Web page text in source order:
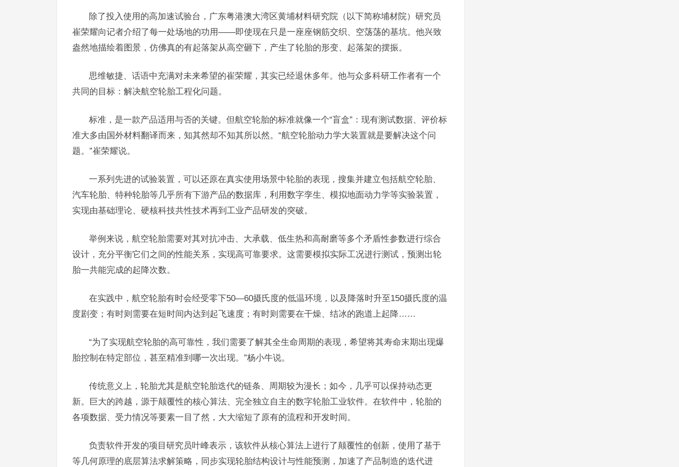
除了投入使用的高加速试验台，广东粤港澳大湾区黄埔材料研究院（以下简称埔材院）研究员
崔荣耀向记者介绍了每一处场地的功用——即使现在只是一座座钢筋交织、空荡荡的基坑。他兴致
盎然地描绘着图景，仿佛真的有起落架从高空砸下，产生了轮胎的形变、起落架的摆振。
思维敏捷、话语中充满对未来希望的崔荣耀，其实已经退休多年。他与众多科研工作者有一个
共同的目标：解决航空轮胎工程化问题。
标准，是一款产品适用与否的关键。但航空轮胎的标准就像一个“盲盒”：现有测试数据、评价标
准大多由国外材料翻译而来，知其然却不知其所以然。“航空轮胎动力学大装置就是要解决这个问
题。”崔荣耀说。
一系列先进的试验装置，可以还原在真实使用场景中轮胎的表现，搜集并建立包括航空轮胎、
汽车轮胎、特种轮胎等几乎所有下游产品的数据库，利用数字孪生、模拟地面动力学等实验装置，
实现由基础理论、硬核科技共性技术再到工业产品研发的突破。
举例来说，航空轮胎需要对其对抗冲击、大承载、低生热和高耐磨等多个矛盾性参数进行综合
设计，充分平衡它们之间的性能关系，实现高可靠要求。这需要模拟实际工况进行测试，预测出轮
胎一共能完成的起降次数。
在实践中，航空轮胎有时会经受零下50—60摄氏度的低温环境，以及降落时升至150摄氏度的温
度剧变；有时则需要在短时间内达到起飞速度；有时则需要在干燥、结冰的跑道上起降……
“为了实现航空轮胎的高可靠性，我们需要了解其全生命周期的表现，希望将其寿命末期出现爆
胎控制在特定部位，甚至精准到哪一次出现。”杨小牛说。
传统意义上，轮胎尤其是航空轮胎迭代的链条、周期较为漫长；如今，几乎可以保持动态更
新。巨大的跨越，源于颠覆性的核心算法、完全独立自主的数字轮胎工业软件。在软件中，轮胎的
各项数据、受力情况等要素一目了然，大大缩短了原有的流程和开发时间。
负责软件开发的项目研究员叶峰表示，该软件从核心算法上进行了颠覆性的创新，使用了基于
等几何原理的底层算法求解策略，同步实现轮胎结构设计与性能预测，加速了产品制造的迭代进